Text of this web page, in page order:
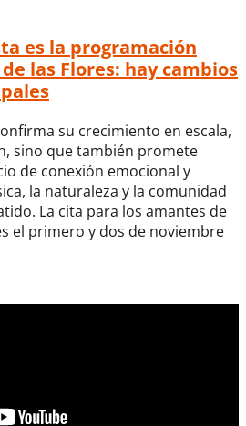
es la programación
las Flores: hay cambios
su crecimiento en escala,
sino que también promete
de conexión emocional y
la naturaleza y la comunidad
La cita para los amantes de
el primero y dos de noviembre